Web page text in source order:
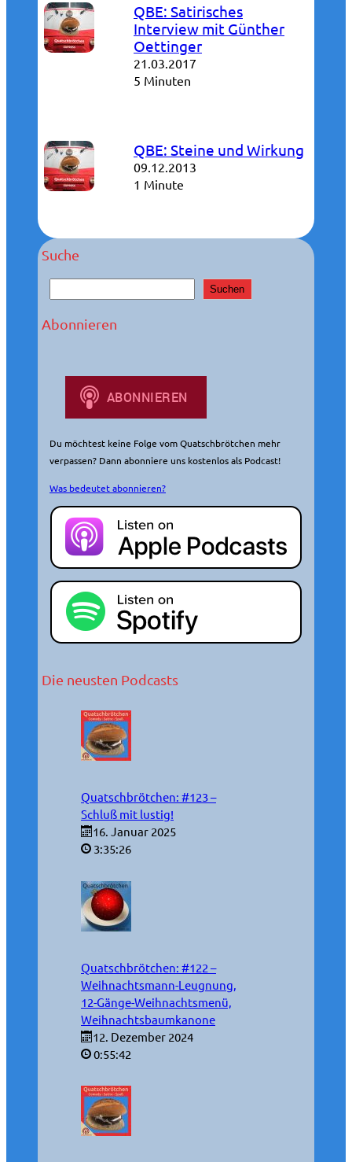
QBE: Satirisches
Interview mit Günther
Oettinger
21.03.2017
5 Minuten
QBE: Steine und Wirkung
09.12.2013
1 Minute
Suche
u
c
Suchen
Abonnieren
Du möchtest keine Folge vom Quatschbrötchen mehr
verpassen? Dann abonniere uns kostenlos als Podcast!
Was bedeutet abonnieren?
Die neusten Podcasts
Quatschbrötchen: #123 –
Schluß mit lustig!
16. Januar 2025
3:35:26
Quatschbrötchen: #122 –
Weihnachtsmann-Leugnung,
12-Gänge-Weihnachtsmenü,
Weihnachtsbaumkanone
12. Dezember 2024
0:55:42